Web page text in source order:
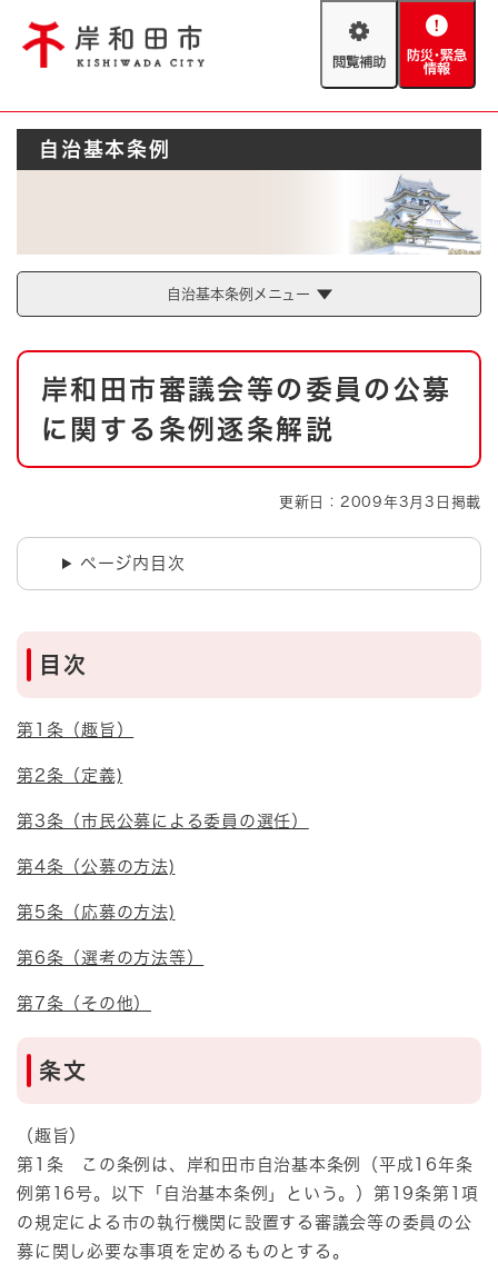
閲
助
防
緊
情
報
Foreign language
とじる
防災・緊急情報
AED設置箇所
とじる
自治基本条例
自治基本条例メニュー
本
岸和田市審議会等の委員の公募
に関する条例逐条解説
更新日：2009年3月3日掲載
ページ内目次
目次
第1条（趣旨）
第2条（定義)
第3条（市民公募による委員の選任）
第4条（公募の方法)
第5条（応募の方法)
第6条（選考の方法等）
第7条（その他）
条文
（趣旨）
第1条 この条例は、岸和田市自治基本条例（平成16年条
例第16号。以下「自治基本条例」という。）第19条第1項
の規定による市の執行機関に設置する審議会等の委員の公
募に関し必要な事項を定めるものとする。